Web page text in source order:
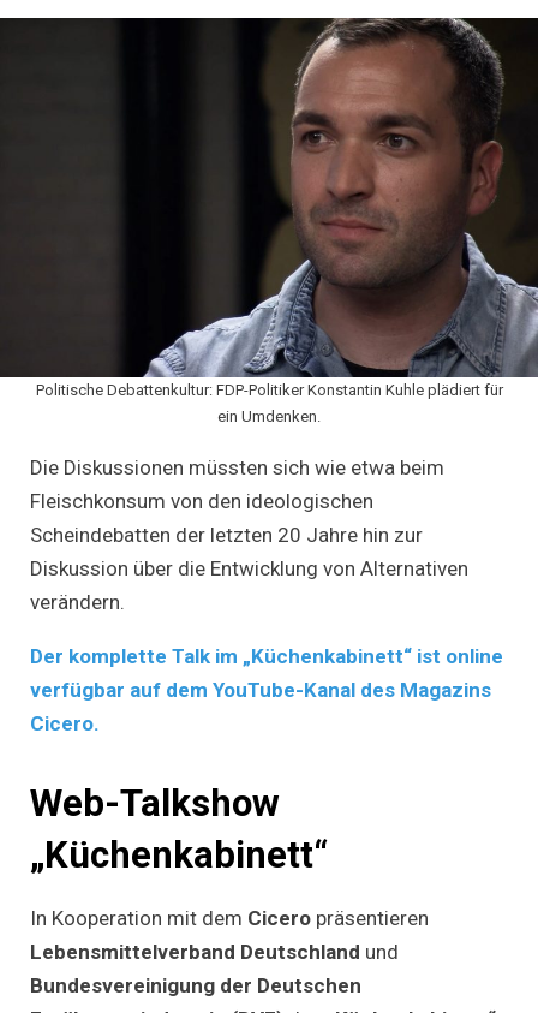
Politische Debattenkultur: FDP-Politiker Konstantin Kuhle plädiert für
ein Umdenken.
Die Diskussionen müssten sich wie etwa beim
Fleischkonsum von den ideologischen
Scheindebatten der letzten 20 Jahre hin zur
Diskussion über die Entwicklung von Alternativen
verändern.
Der komplette Talk im „Küchenkabinett“ ist online
verfügbar auf dem YouTube-Kanal des Magazins
Cicero.
Web-Talkshow
„Küchenkabinett“
In Kooperation mit dem Cicero präsentieren
Lebensmittelverband Deutschland und
Bundesvereinigung der Deutschen